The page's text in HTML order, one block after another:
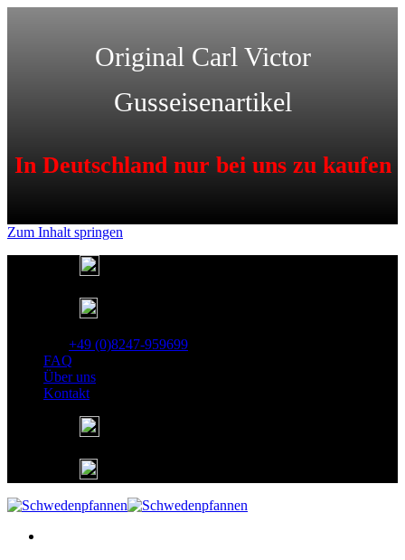
Original Carl Victor
Gusseisenartikel
In Deutschland nur bei uns zu kaufen
Zum Inhalt springen
+49 (0)8247-959699
FAQ
Über uns
Kontakt